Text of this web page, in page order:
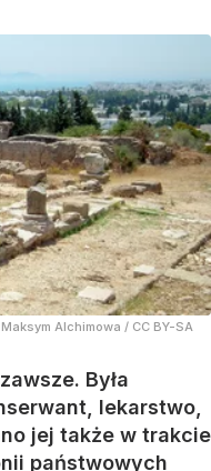
Maksym Alchimowa / CC BY-SA
Była
lekarstwo,
jej także w trakcie
państwowych